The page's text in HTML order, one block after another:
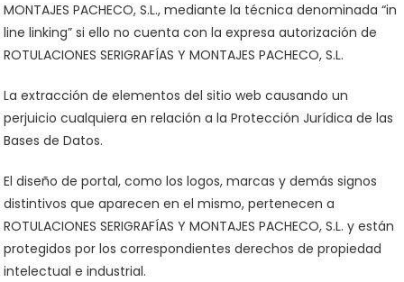
MONTAJES PACHECO, S.L., mediante la técnica denominada “in
line linking” si ello no cuenta con la expresa autorización de
ROTULACIONES SERIGRAFÍAS Y MONTAJES PACHECO, S.L.
La extracción de elementos del sitio web causando un
perjuicio cualquiera en relación a la Protección Jurídica de las
Bases de Datos.
El diseño de portal, como los logos, marcas y demás signos
distintivos que aparecen en el mismo, pertenecen a
ROTULACIONES SERIGRAFÍAS Y MONTAJES PACHECO, S.L. y están
protegidos por los correspondientes derechos de propiedad
intelectual e industrial.